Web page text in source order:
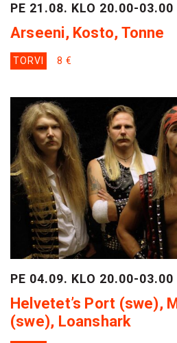
PE 21.08. KLO 20.00-03.00
Arseeni, Kosto, Tonne
TORVI 8 €
PE 04.09. KLO 20.00-03.00
Helvetet’s Port (swe),
(swe), Loanshark